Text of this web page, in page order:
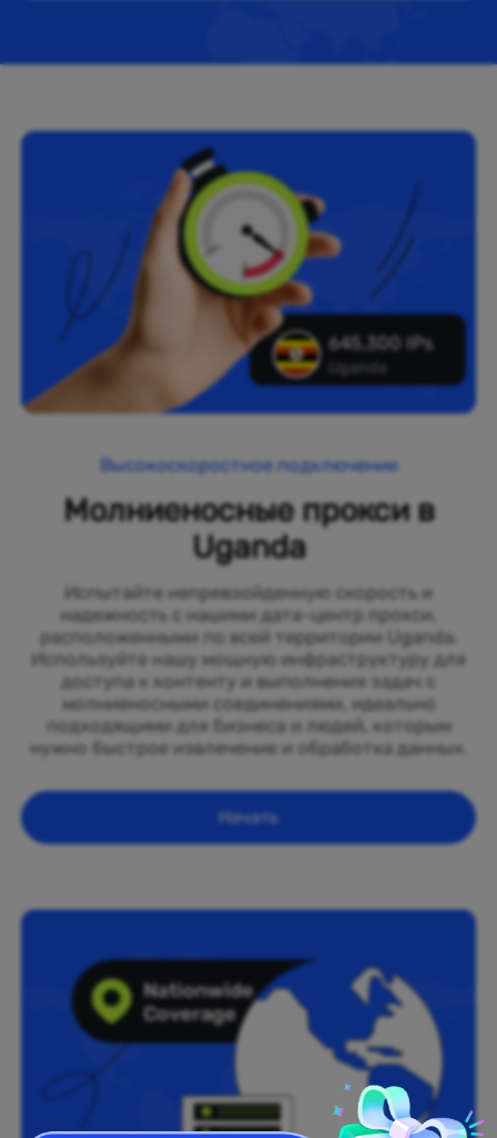
645,300 IPs
Uganda
Высокоскоростное подключение
Молниеносные прокси в
Uganda
Испытайте непревзойденную скорость и
надежность с нашими дата-центр прокси,
расположенными по всей территории Uganda.
Используйте нашу мощную инфраструктуру для
доступа к контенту и выполнения задач с
молниеносными соединениями, идеально
подходящими для бизнеса и людей, которым
нужно быстрое извлечение и обработка данных.
Начать